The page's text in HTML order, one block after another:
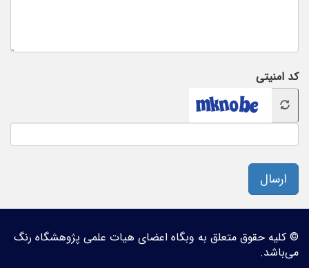
کد امنیتی
ارسال
© کلیه حقوق متعلق به وبگاه اعضای هیات علمی پژوهشگاه رنگ
می‌باشد.